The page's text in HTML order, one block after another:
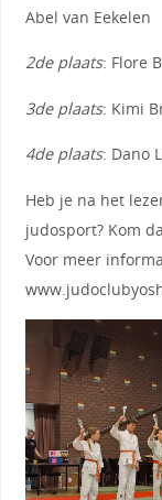
Abel van Eekelen
2de plaats: Flore
3de plaats: Kimi
4de plaats: Dano
Heb je na het
judosport? Kom
Voor meer